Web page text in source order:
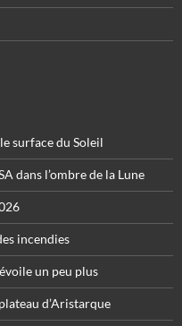
surface du Soleil
dans l’ombre de la Lune
incendies
un peu plus
d’Aristarque